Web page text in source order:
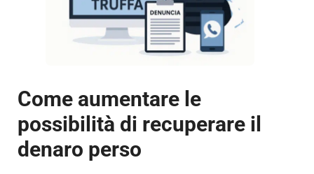
Come aumentare le
possibilità di recuperare il
denaro perso